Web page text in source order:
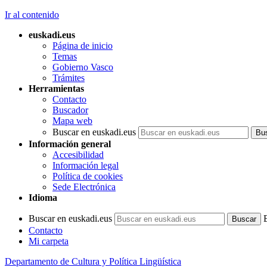
Ir al contenido
euskadi.eus
Página de inicio
Temas
Gobierno Vasco
Trámites
Herramientas
Contacto
Buscador
Mapa web
Buscar en euskadi.eus
Información general
Accesibilidad
Información legal
Política de cookies
Sede Electrónica
Idioma
Buscar en euskadi.eus
Contacto
Mi carpeta
Departamento de Cultura y Política Lingüística